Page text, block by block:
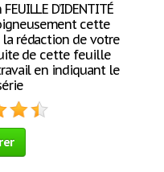
D’IDENTITÉ
cette
rédaction de votre
de cette feuille
en indiquant le